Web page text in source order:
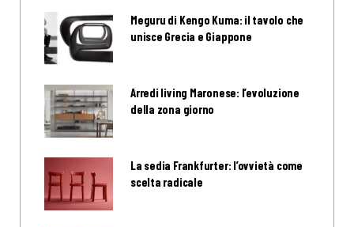
Meguru di Kengo Kuma: il tavolo che
unisce Grecia e Giappone
Arredi living Maronese: l’evoluzione
della zona giorno
La sedia Frankfurter: l’ovvietà come
scelta radicale